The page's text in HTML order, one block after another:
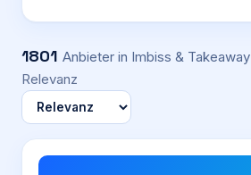
1801 Anbieter in Imbiss & Takeaway
Relevanz